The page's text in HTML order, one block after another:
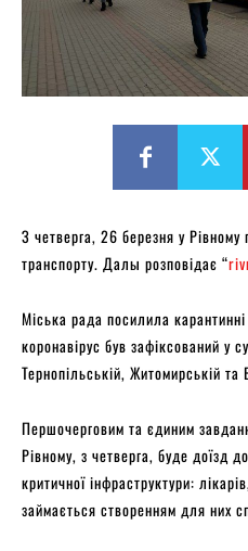
З четверга, 26 березня у Рівному
транспорту. Далы розповідає “
Міська рада посилила
коронавірус був зафіксований у
Тернопільській, Житомирській та
Першочерговим та єдиним
Рівному, з четверга, буде доїзд
критичної інфраструктури:
займається створенням для них